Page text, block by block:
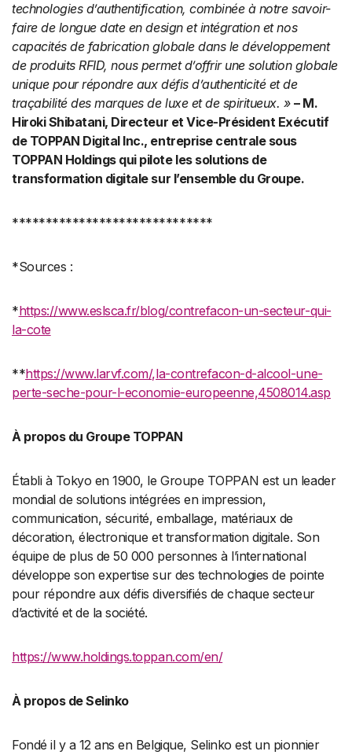
technologies d’authentification, combinée à notre savoir-
faire de longue date en design et intégration et nos
capacités de fabrication globale dans le développement
de produits RFID, nous permet d’offrir une solution globale
unique pour répondre aux défis d’authenticité et de
traçabilité des marques de luxe et de spiritueux. » – M.
Hiroki Shibatani, Directeur et Vice-Président Exécutif
de TOPPAN Digital Inc., entreprise centrale sous
TOPPAN Holdings qui pilote les solutions de
transformation digitale sur l’ensemble du Groupe.
******************************
*Sources :
*https://www.eslsca.fr/blog/contrefacon-un-secteur-qui-
la-cote
**https://www.larvf.com/,la-contrefacon-d-alcool-une-
perte-seche-pour-l-economie-europeenne,4508014.asp
À propos du Groupe TOPPAN
Établi à Tokyo en 1900, le Groupe TOPPAN est un leader
mondial de solutions intégrées en impression,
communication, sécurité, emballage, matériaux de
décoration, électronique et transformation digitale. Son
équipe de plus de 50 000 personnes à l’international
développe son expertise sur des technologies de pointe
pour répondre aux défis diversifiés de chaque secteur
d’activité et de la société.
https://www.holdings.toppan.com/en/
À propos de Selinko
Fondé il y a 12 ans en Belgique, Selinko est un pionnier